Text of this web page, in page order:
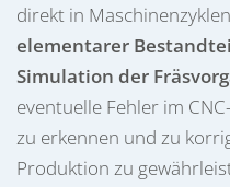
direkt in
elementarer
Simulation der
eventuelle Fehler im
zu erkennen und zu
Produktion zu